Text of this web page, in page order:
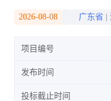
2026-08-08 广东省
项目编号
发布时间
投标截止时间